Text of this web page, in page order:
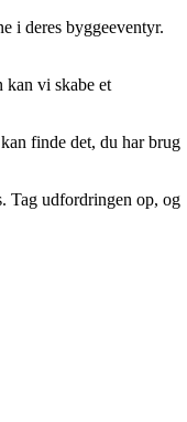
i deres byggeeventyr.
kan vi skabe et
finde det, du har brug
Tag udfordringen op, og